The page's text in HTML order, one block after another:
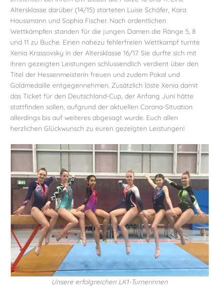
Altersklasse darüber (14/15) starteten Luise Schäfer, Kara
Haussmann und Sophia Fischer. Nach ordentlichen
Wettkämpfen standen für die jungen Damen die Ränge 5, 8
und 11 zu Buche. Einen nahezu fehlerfreien Wettkampf turnte
Xenia Krassovsky in der Altersklasse 16/17. Sie durfte sich mit
ihren gezeigten Leistungen schlussendlich verdient über den
Titel der Hessenmeisterin freuen und zudem Pokal und
Goldmedaille entgegennehmen. Zusätzlich löste Xenia damit
das Ticket für den Deutschland-Cup, der Anfang Juni hätte
stattfinden sollen, aufgrund der aktuellen Corona-Situation
allerdings bis auf weiteres abgesagt wurde. Euch allen
herzlichen Glückwunsch zu euren gezeigten Leistungen!
Unsere erfolgreichen LK1-Turnerinnen